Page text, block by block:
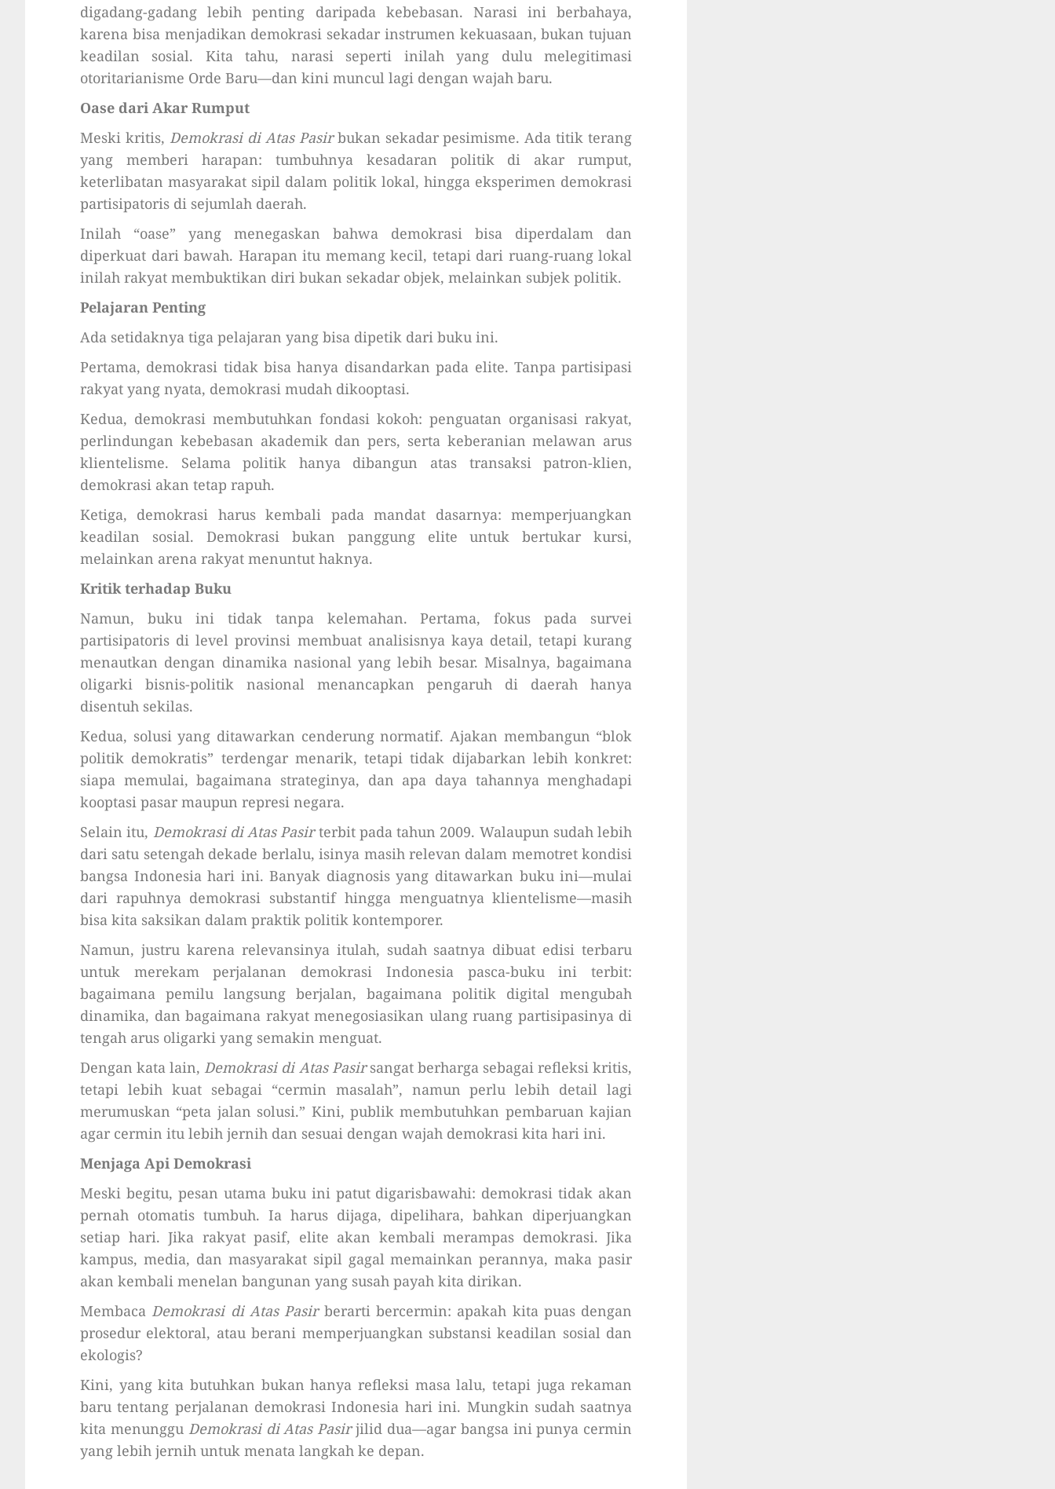
digadang-gadang lebih penting daripada kebebasan. Narasi ini berbahaya,
karena bisa menjadikan demokrasi sekadar instrumen kekuasaan, bukan tujuan
keadilan sosial. Kita tahu, narasi seperti inilah yang dulu melegitimasi
otoritarianisme Orde Baru—dan kini muncul lagi dengan wajah baru.
Oase dari Akar Rumput
Meski kritis, Demokrasi di Atas Pasirbukan sekadar pesimisme. Ada titik terang
yang memberi harapan: tumbuhnya kesadaran politik di akar rumput,
keterlibatan masyarakat sipil dalam politik lokal, hingga eksperimen demokrasi
partisipatoris di sejumlah daerah.
Inilah “oase” yang menegaskan bahwa demokrasi bisa diperdalam dan
diperkuat dari bawah. Harapan itu memang kecil, tetapi dari ruang-ruang lokal
inilah rakyat membuktikan diri bukan sekadar objek, melainkan subjek politik.
Pelajaran Penting
Ada setidaknya tiga pelajaran yang bisa dipetik dari buku ini.
Pertama, demokrasi tidak bisa hanya disandarkan pada elite. Tanpa partisipasi
rakyat yang nyata, demokrasi mudah dikooptasi.
Kedua, demokrasi membutuhkan fondasi kokoh: penguatan organisasi rakyat,
perlindungan kebebasan akademik dan pers, serta keberanian melawan arus
klientelisme. Selama politik hanya dibangun atas transaksi patron-klien,
demokrasi akan tetap rapuh.
Ketiga, demokrasi harus kembali pada mandat dasarnya: memperjuangkan
keadilan sosial. Demokrasi bukan panggung elite untuk bertukar kursi,
melainkan arena rakyat menuntut haknya.
Kritik terhadap Buku
Namun, buku ini tidak tanpa kelemahan. Pertama, fokus pada survei
partisipatoris di level provinsi membuat analisisnya kaya detail, tetapi kurang
menautkan dengan dinamika nasional yang lebih besar. Misalnya, bagaimana
oligarki bisnis-politik nasional menancapkan pengaruh di daerah hanya
disentuh sekilas.
Kedua, solusi yang ditawarkan cenderung normatif. Ajakan membangun “blok
politik demokratis” terdengar menarik, tetapi tidak dijabarkan lebih konkret:
siapa memulai, bagaimana strateginya, dan apa daya tahannya menghadapi
kooptasi pasar maupun represi negara.
Selain itu, Demokrasi di Atas Pasirterbit pada tahun 2009. Walaupun sudah lebih
dari satu setengah dekade berlalu, isinya masih relevan dalam memotret kondisi
bangsa Indonesia hari ini. Banyak diagnosis yang ditawarkan buku ini—mulai
dari rapuhnya demokrasi substantif hingga menguatnya klientelisme—masih
bisa kita saksikan dalam praktik politik kontemporer.
Namun, justru karena relevansinya itulah, sudah saatnya dibuat edisi terbaru
untuk merekam perjalanan demokrasi Indonesia pasca-buku ini terbit:
bagaimana pemilu langsung berjalan, bagaimana politik digital mengubah
dinamika, dan bagaimana rakyat menegosiasikan ulang ruang partisipasinya di
tengah arus oligarki yang semakin menguat.
Dengan kata lain, Demokrasi di Atas Pasirsangat berharga sebagai refleksi kritis,
tetapi lebih kuat sebagai “cermin masalah”, namun perlu lebih detail lagi
merumuskan “peta jalan solusi.” Kini, publik membutuhkan pembaruan kajian
agar cermin itu lebih jernih dan sesuai dengan wajah demokrasi kita hari ini.
Menjaga Api Demokrasi
Meski begitu, pesan utama buku ini patut digarisbawahi: demokrasi tidak akan
pernah otomatis tumbuh. Ia harus dijaga, dipelihara, bahkan diperjuangkan
setiap hari. Jika rakyat pasif, elite akan kembali merampas demokrasi. Jika
kampus, media, dan masyarakat sipil gagal memainkan perannya, maka pasir
akan kembali menelan bangunan yang susah payah kita dirikan.
Membaca Demokrasi di Atas Pasirberarti bercermin: apakah kita puas dengan
prosedur elektoral, atau berani memperjuangkan substansi keadilan sosial dan
ekologis?
Kini, yang kita butuhkan bukan hanya refleksi masa lalu, tetapi juga rekaman
baru tentang perjalanan demokrasi Indonesia hari ini. Mungkin sudah saatnya
kita menunggu Demokrasi di Atas Pasirjilid dua—agar bangsa ini punya cermin
yang lebih jernih untuk menata langkah ke depan.